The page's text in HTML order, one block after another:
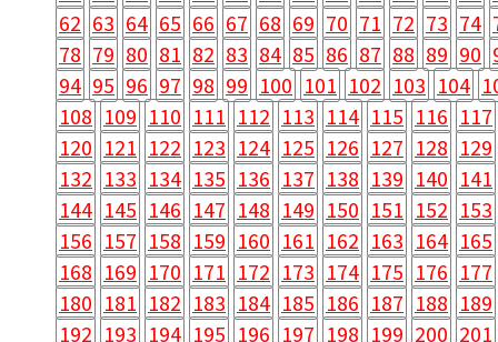
62 63 64 65 66 67 68 69 70 71 72 73 74
78 79 80 81 82 83 84 85 86 87 88 89 90
94 95 96 97 98 99 100 101 102 103 104
108 109 110 111 112 113 114 115 116 117
120 121 122 123 124 125 126 127 128 129
132 133 134 135 136 137 138 139 140 141
144 145 146 147 148 149 150 151 152 153
156 157 158 159 160 161 162 163 164 165
168 169 170 171 172 173 174 175 176 177
180 181 182 183 184 185 186 187 188 189
192 193 194 195 196 197 198 199 200 201